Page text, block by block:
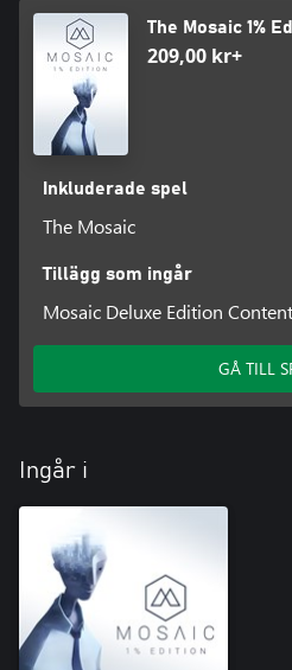
The Mosaic 1%
209,00 kr+
Inkluderade spel
The Mosaic
Tillägg som ingår
Mosaic Deluxe Edition Content
GÅ TILL
Ingår i